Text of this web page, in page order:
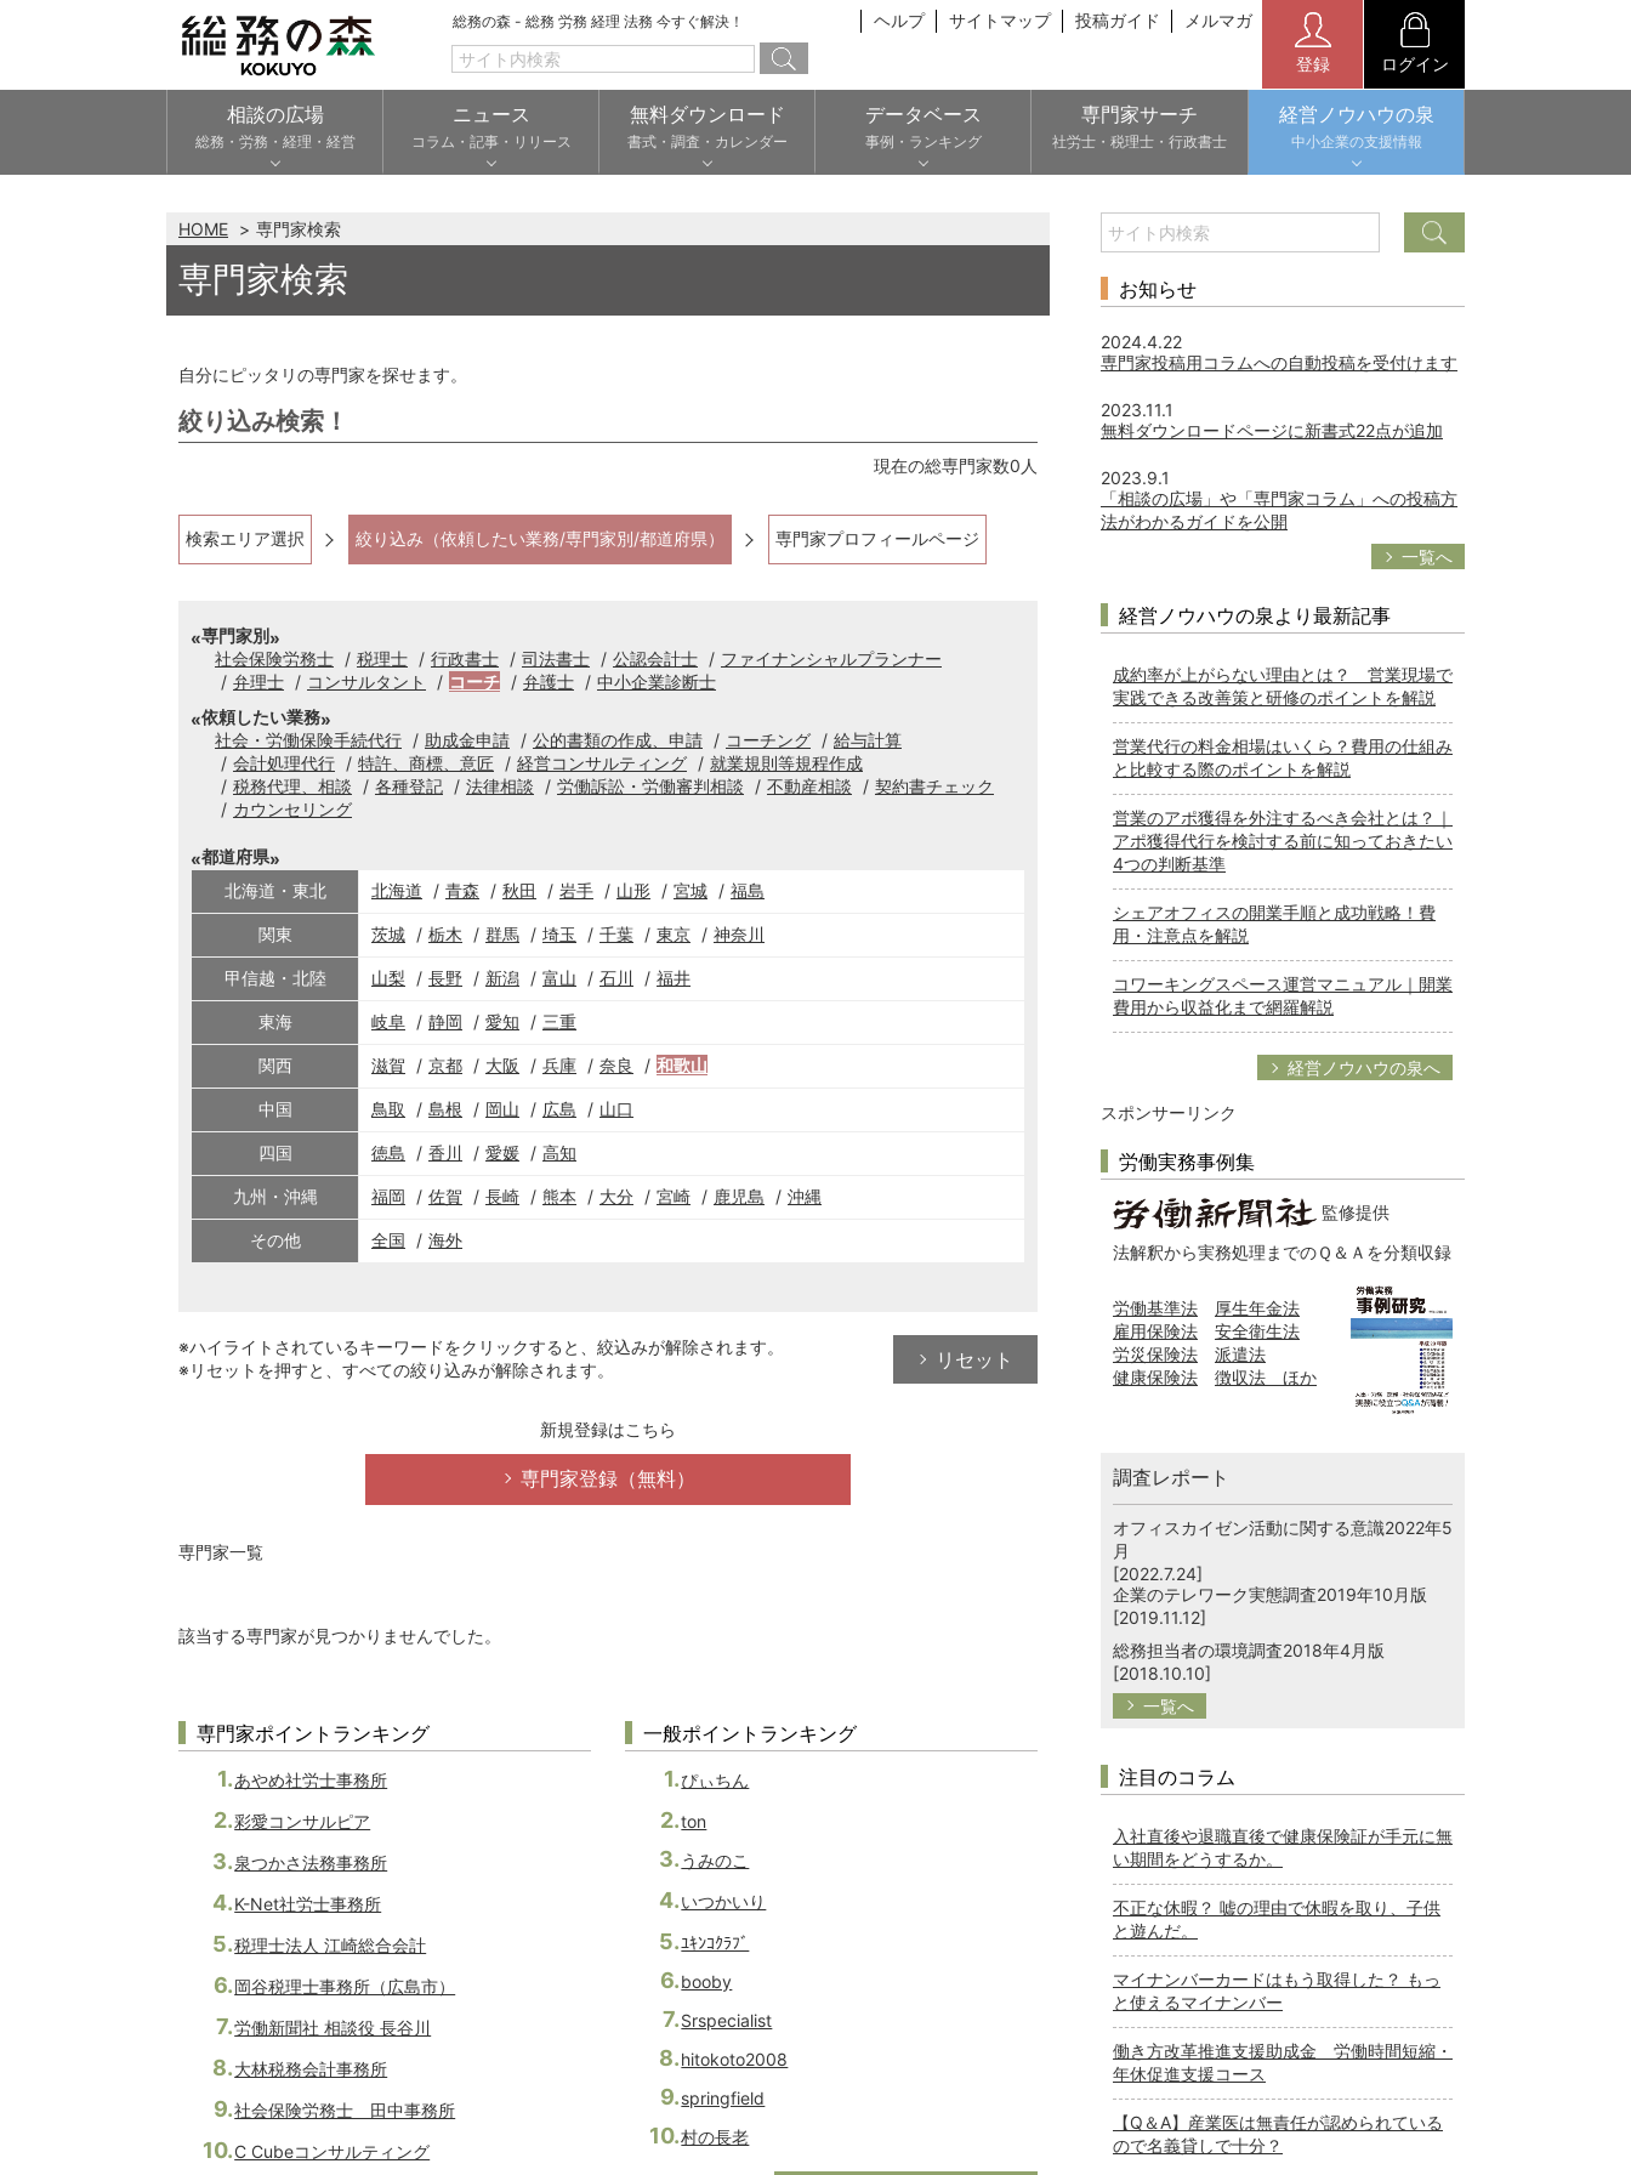
総務の森 - 総務 労務 経理 法務 今すぐ解決！ ヘルプ サイトマップ 投稿ガイド メルマガ
登録 ログイン
相談の広場
総務・労務・経理・経営
ニュース
コラム・記事・リリース
無料ダウンロード
書式・調査・カレンダー
データベース
事例・ランキング
専門家サーチ
社労士・税理士・行政書士
経営ノウハウの泉
中小企業の支援情報
HOME 専門家検索
専門家検索
自分にピッタリの専門家を探せます。
絞り込み検索！
現在の総専門家数0人
検索エリア選択 絞り込み（依頼したい業務/専門家別/都道府県） 専門家プロフィールページ
専門家別
社会保険労務士
税理士 行政書士 司法書士 公認会計士
ファイナンシャルプランナー
弁理士
コンサルタント コーチ 弁護士
中小企業診断士
依頼したい業務
社会・労働保険手続代行
助成金申請 公的書類の作成、申請 コーチング
給与計算
会計処理代行
特許、商標、意匠 経営コンサルティング
就業規則等規程作成
税務代理、相談
各種登記 法律相談 労働訴訟・労働審判相談 不動産相談
契約書チェック
カウンセリング
都道府県
北海道・東北
北海道 青森 秋田 岩手 山形 宮城 福島
関東 茨城 栃木 群馬 埼玉 千葉 東京 神奈川
甲信越・北陸 山梨 長野 新潟 富山 石川 福井
東海 岐阜 静岡 愛知 三重
関西 滋賀 京都 大阪 兵庫 奈良 和歌山
中国 鳥取 島根 岡山 広島 山口
四国 徳島 香川 愛媛 高知
九州・沖縄 福岡 佐賀 長崎 熊本 大分 宮崎 鹿児島 沖縄
その他 全国 海外
※ハイライトされているキーワードをクリックすると、絞込みが解除されます。
※リセットを押すと、すべての絞り込みが解除されます。
リセット
新規登録はこちら
専門家登録（無料）
専門家一覧
該当する専門家が見つかりませんでした。
専門家ポイントランキング
あやめ社労士事務所
彩愛コンサルピア
泉つかさ法務事務所
K-Net社労士事務所
税理士法人 江崎総合会計
岡谷税理士事務所（広島市）
労働新聞社 相談役 長谷川
大林税務会計事務所
社会保険労務士 田中事務所
C Cubeコンサルティング
一般ポイントランキング
ぴぃちん
ton
うみのこ
いつかいり
ﾕｷﾝｺｸﾗﾌﾞ
booby
Srspecialist
hitokoto2008
springfield
村の長老
お知らせ
2024.4.22
専門家投稿用コラムへの自動投稿を受付けます
2023.11.1
無料ダウンロードページに新書式22点が追加
2023.9.1
「相談の広場」や「専門家コラム」への投稿方
法がわかるガイドを公開
一覧へ
経営ノウハウの泉より最新記事
成約率が上がらない理由とは？ 営業現場で
実践できる改善策と研修のポイントを解説
営業代行の料金相場はいくら？費用の仕組み
と比較する際のポイントを解説
営業のアポ獲得を外注するべき会社とは？｜
アポ獲得代行を検討する前に知っておきたい
4つの判断基準
シェアオフィスの開業手順と成功戦略！費
用・注意点を解説
コワーキングスペース運営マニュアル｜開業
費用から収益化まで網羅解説
経営ノウハウの泉へ
スポンサーリンク
労働実務事例集
監修提供
法解釈から実務処理までのＱ＆Ａを分類収録
労働基準法
厚生年金法
雇用保険法
安全衛生法
労災保険法
派遣法
健康保険法
徴収法 ほか
調査レポート
オフィスカイゼン活動に関する意識2022年5
月
[2022.7.24]
企業のテレワーク実態調査2019年10月版
[2019.11.12]
総務担当者の環境調査2018年4月版
[2018.10.10]
一覧へ
注目のコラム
入社直後や退職直後で健康保険証が手元に無
い期間をどうするか。
不正な休暇？ 嘘の理由で休暇を取り、子供
と遊んだ。
マイナンバーカードはもう取得した？ もっ
と使えるマイナンバー
働き方改革推進支援助成金 労働時間短縮・
年休促進支援コース
【Q＆A】産業医は無責任が認められている
ので名義貸しで十分？